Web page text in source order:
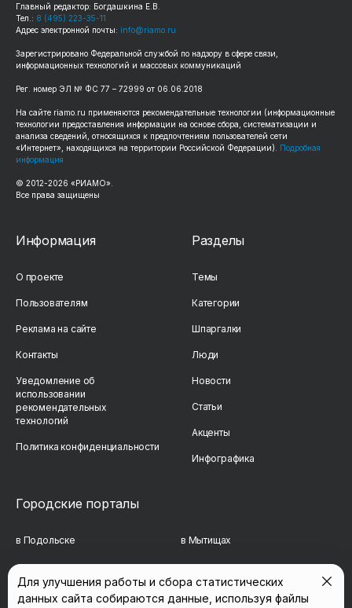
Главный редактор: Богдашкина Е.В.
Тел.: 8 (495) 223-35-11
Адрес электронной почты: info@riamo.ru
Зарегистрировано Федеральной службой по надзору в сфере связи,
информационных технологий и массовых коммуникаций
Рег. номер ЭЛ № ФС 77 – 72999 от 06.06.2018
На сайте riamo.ru применяются рекомендательные технологии (информационные
технологии предоставления информации на основе сбора, систематизации и
анализа сведений, относящихся к предпочтениям пользователей сети
«Интернет», находящихся на территории Российской Федерации). Подробная
информация
© 2012-2026 «РИАМО».
Все права защищены
Информация
О проекте
Пользователям
Реклама на сайте
Контакты
Уведомление об
использовании
рекомендательных
технологий
Политика конфиденциальности
Разделы
Темы
Категории
Шпаргалки
Люди
Новости
Статьи
Акценты
Инфографика
Городские порталы
в Подольске в Мытищах
в Сергиевом Посаде в Люберцах
Для улучшения работы и сбора статистических
данных сайта собираются данные, используя файлы